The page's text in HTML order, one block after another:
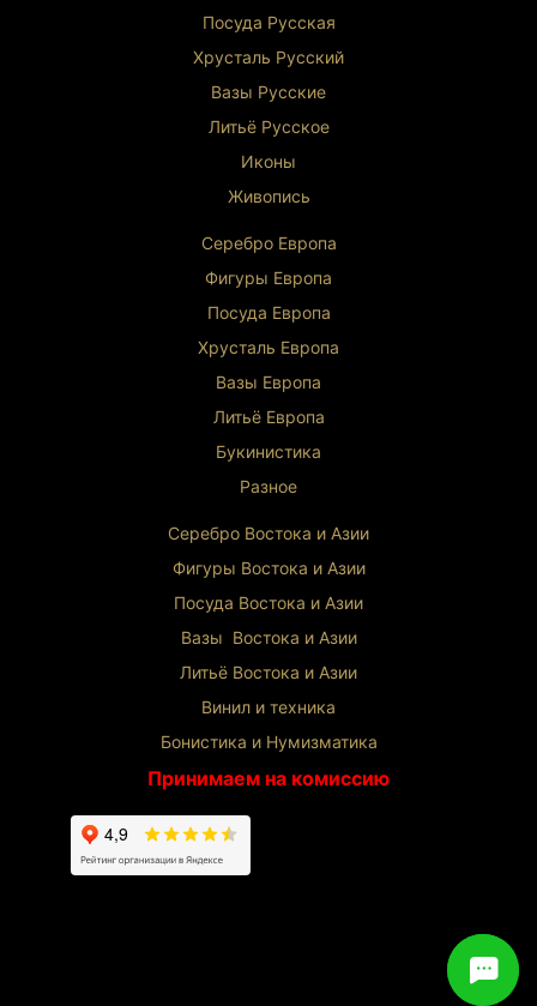
Посуда Русская
Хрусталь Русский
Вазы Русские
Литьё Русское
Иконы
Живопись
Серебро Европа
Фигуры Европа
Посуда Европа
Хрусталь Европа
Вазы Европа
Литьё Европа
Букинистика
Разное
Серебро Востока и Азии
Фигуры Востока и Азии
Посуда Востока и Азии
Вазы Востока и Азии
Литьё Востока и Азии
Винил и техника
Бонистика и Нумизматика
Принимаем на комиссию